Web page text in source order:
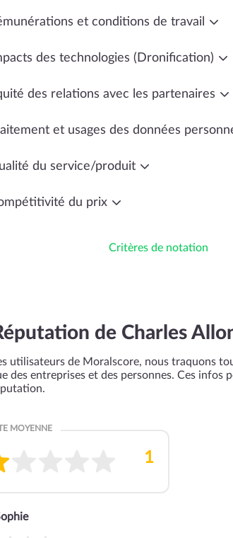
et conditions de travail
des technologies (Dronification)
des relations avec les partenaires
et usages des données
du service/produit
du prix
Critères de notation
de Charles
utilisateurs de Moralscore, nous traquons
des entreprises et des personnes. Ces infos